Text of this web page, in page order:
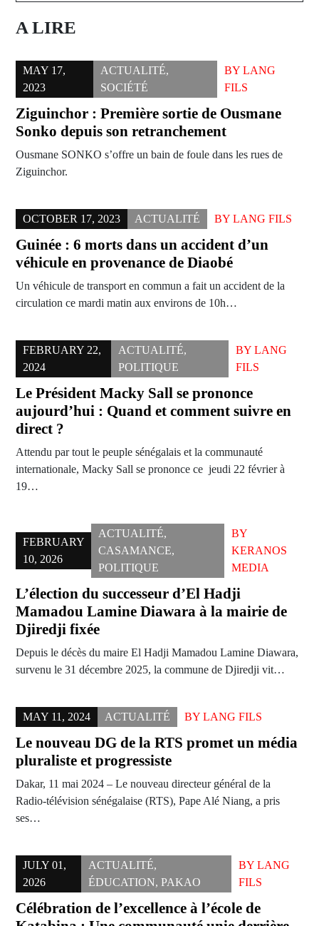
A LIRE
MAY 17,
2023
ACTUALITÉ,
SOCIÉTÉ
BYLANG
FILS
Ziguinchor : Première sortie de Ousmane
Sonko depuis son retranchement
Ousmane SONKO s’offre un bain de foule dans les rues de
Ziguinchor.
OCTOBER 17, 2023 ACTUALITÉ BY LANG FILS
Guinée : 6 morts dans un accident d’un
véhicule en provenance de Diaobé
Un véhicule de transport en commun a fait un accident de la
circulation ce mardi matin aux environs de 10h…
FEBRUARY 22,
2024
ACTUALITÉ,
POLITIQUE
BY LANG
FILS
Le Président Macky Sall se prononce
aujourd’hui : Quand et comment suivre en
direct ?
Attendu par tout le peuple sénégalais et la communauté
internationale, Macky Sall se prononce ce jeudi 22 février à
19…
FEBRUARY
10, 2026
ACTUALITÉ,
CASAMANCE,
POLITIQUE
BY
KERANOS
MEDIA
L’élection du successeur d’El Hadji
Mamadou Lamine Diawara à la mairie de
Djiredji fixée
Depuis le décès du maire El Hadji Mamadou Lamine Diawara,
survenu le 31 décembre 2025, la commune de Djiredji vit…
MAY 11, 2024 ACTUALITÉ BY LANG FILS
Le nouveau DG de la RTS promet un média
pluraliste et progressiste
Dakar, 11 mai 2024 – Le nouveau directeur général de la
Radio-télévision sénégalaise (RTS), Pape Alé Niang, a pris
ses…
JULY 01,
2026
ACTUALITÉ,
ÉDUCATION, PAKAO
BYLANG
FILS
Célébration de l’excellence à l’école de